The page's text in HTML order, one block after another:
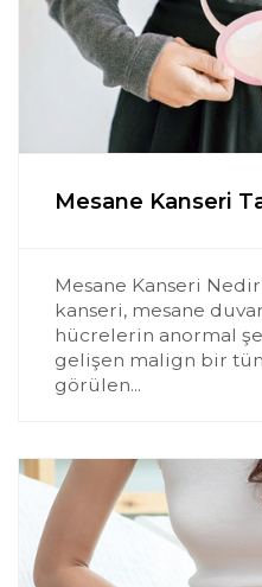
Mesane Kanseri
Mesane Kanseri
kanseri, mesane
hücrelerin anormal
gelişen malign bir
görülen...